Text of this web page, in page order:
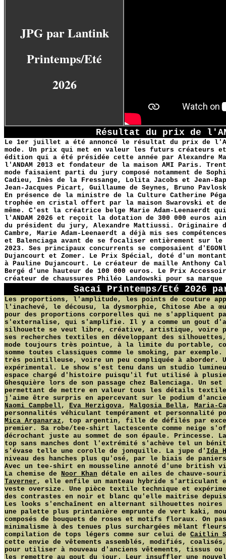
JPG par Lantink
Printemps/Eté
2026
Résultat du prix de
Le 1er juillet a été annoncé le résultat du prix de
mode. Un prix qui met en valeur les futurs créateurs
édition qui a été présidée cette année par Alexandre
l'ANDAM 2013 et fondateur de la maison AMI Paris.
mode faisaient parti du jury composé notamment de
Cadieu, Inès de la Fressange, Lolita Jacobs et Jean-
Jean-Jacques Picart, Guillaume de Seynes, Bruno
En présence de la ministre de la Culture Catherine
trophée en cristal offert par la maison Swarovski et
même. C'est la créatrice belge Marie Adam-Leenaerdt
l'ANDAM 2026 et reçoit la dotation de 300 000 euros
du président du jury, Alexandre Mattiussi. Originaire
Cambre, Marie Adam-Leenaerdt a déjà mis ses
et Balenciaga avant de se focaliser entièrement sur le
2023. Ses principaux concurrents se composaient
Dujancourt et Zomer. Le Prix Spécial, doté d'un
à Pauline Dujancourt. Le créateur de maille Anthony
Bergé d'une hauteur de 100 000 euros. Le Prix
créateur de chaussures Philéo Landowski pour sa
Sacai Printemps/Eté 2026
Les proportions, l'amplitude, les points de couture
l'inachevé, le décousu, la dysmorphie, Chitose Abe a
pour des proportions corporelles qui ne s'appliquent
s'externalise, qui s'amplifie. Il y a comme un gout
silhouette se veut libre, créative, artistique, voire
ses recherches textiles en développant des
mode toujours très pointue, à la limite du portable,
somme toutes classiques comme le smoking, par
très pointilleuse, voire un peu compliquée à aborder.
expérimental. Le show s'est tenu dans un studio
espace chargé d'histoire puisqu'il fut utilisé à
Ghesquière lors de son passage chez Balenciaga. Un
permettant de mettre en valeur tous les détails
j'aime être surpris en apercevant sur le podium
Naomi Campbell, Eva Herzigova, Malgosia Bella, Maria-
personnalités véhiculant tempérament et
Mica Arganaraz , top argentin, fille de défilés par
premier. Sa robe/tee-shirt lactescente comme neige
décrochant juste au sommet de son épaule. Princesse.
top sans manches dont l'extrémité s'achève tel un
s'évase telle une corolle de jonquille. La jupe d' Ida
niveau des hanches plus qu'osé, par le biais de
Avec un tee-shirt en mousseline annoté d'une british
La chemise de Noor Khan détale en ailes de chauve-
Taverner , elle enfile un manteau hybride s'articulant
veste oversize. Une pièce textile technique et
des contrastes en noir et blanc qu'elle maitrise depuis
Les looks s'enchaînent en alternant silhouettes
une palette plus printanière emprunte de vert kaki,
composés de bouquets de roses et motifs floraux. On
minimalisme à des tenues plus surchargées mêlant
compilation de tops légers comme sur celui de Caitlin
cette envie de vêtements assemblés, modifiés,
pour utiliser à nouveau d'anciens vêtements, tissus
les remettre au gout du jour. Leur insuffler une